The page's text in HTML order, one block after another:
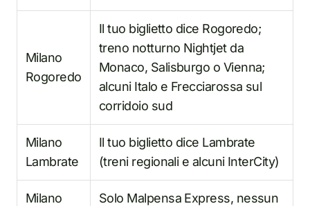
Milano
Rogoredo
Il tuo biglietto dice Rogoredo;
treno notturno Nightjet da
Monaco, Salisburgo o Vienna;
alcuni Italo e Frecciarossa sul
corridoio sud
Milano
Lambrate
Il tuo biglietto dice Lambrate
(treni regionali e alcuni InterCity)
Milano
Solo Malpensa Express, nessun